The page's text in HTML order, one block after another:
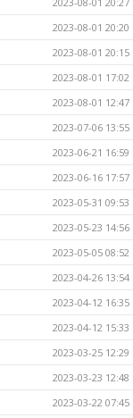
2023-08-01 20:20
2023-08-01 20:15
2023-08-01 17:02
2023-08-01 12:47
2023-07-06 13:55
2023-06-21 16:59
2023-06-16 17:57
2023-05-31 09:53
2023-05-23 14:56
2023-05-05 08:52
2023-04-26 13:54
2023-04-12 16:35
2023-04-12 15:33
2023-03-25 12:29
2023-03-23 12:48
2023-03-22 07:45